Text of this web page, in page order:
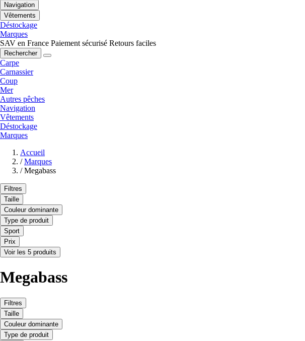
Navigation
Vêtements
Déstockage
Marques
SAV en France Paiement sécurisé Retours faciles
Rechercher
Carpe
Carnassier
Coup
Mer
Autres pêches
Navigation
Vêtements
Déstockage
Marques
Accueil
/ Marques
/ Megabass
Filtres
Taille
Couleur dominante
Type de produit
Sport
Prix
Voir les 5 produits
Megabass
Filtres
Taille
Couleur dominante
Type de produit